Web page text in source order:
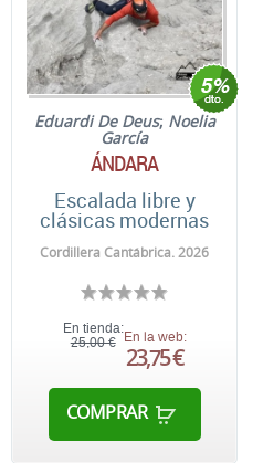
Eduardi De Deus; Noelia
García
ÁNDARA
Escalada libre y
clásicas modernas
Cordillera Cantábrica. 2026
En tienda:
25,00 € En la web:
23,75 €
COMPRAR